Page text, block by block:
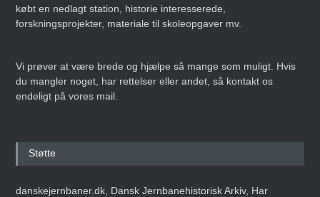
købt en nedlagt station, historie interesserede,
forskningsprojekter, materiale til skoleopgaver mv.
Vi prøver at være brede og hjælpe så mange som muligt. Hvis
du mangler noget, har rettelser eller andet, så kontakt os
endeligt på vores mail.
Støtte
danskejernbaner.dk, Dansk Jernbanehistorisk Arkiv, Har